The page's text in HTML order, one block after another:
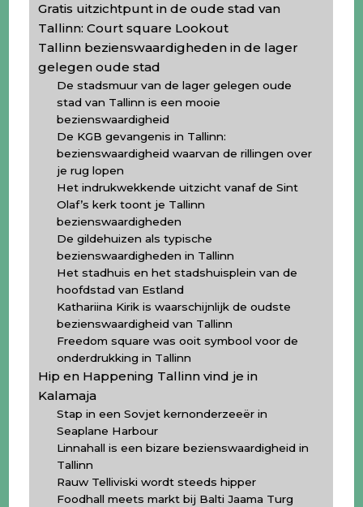
Gratis uitzichtpunt in de oude stad van
Tallinn: Court square Lookout
Tallinn bezienswaardigheden in de lager
gelegen oude stad
De stadsmuur van de lager gelegen oude
stad van Tallinn is een mooie
bezienswaardigheid
De KGB gevangenis in Tallinn:
bezienswaardigheid waarvan de rillingen over
je rug lopen
Het indrukwekkende uitzicht vanaf de Sint
Olaf’s kerk toont je Tallinn
bezienswaardigheden
De gildehuizen als typische
bezienswaardigheden in Tallinn
Het stadhuis en het stadshuisplein van de
hoofdstad van Estland
Kathariina Kirik is waarschijnlijk de oudste
bezienswaardigheid van Tallinn
Freedom square was ooit symbool voor de
onderdrukking in Tallinn
Hip en Happening Tallinn vind je in
Kalamaja
Stap in een Sovjet kernonderzeeër in
Seaplane Harbour
Linnahall is een bizare bezienswaardigheid in
Tallinn
Rauw Telliviski wordt steeds hipper
Foodhall meets markt bij Balti Jaama Turg